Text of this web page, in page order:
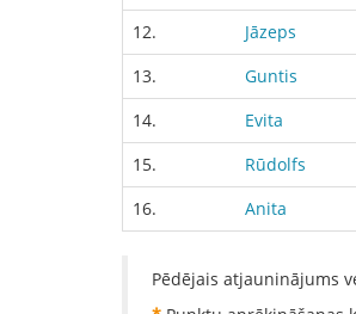
12.
Jāzeps
13.
Guntis
14.
Evita
15.
Rūdolfs
16.
Anita
Pēdējais atjauninājums